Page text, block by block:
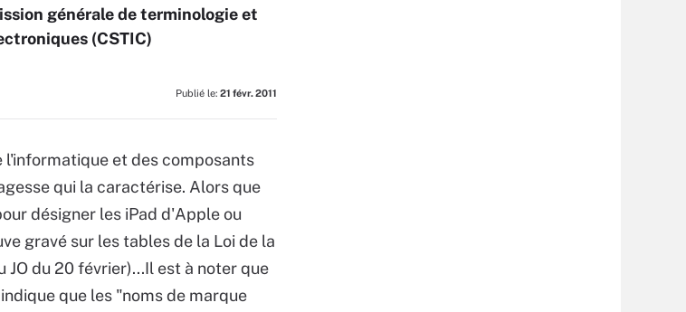
générale de terminologie et
(CSTIC)
Publié le: 21 févr. 2011
l'informatique et des composants
qui la caractérise. Alors que
désigner les iPad d'Apple ou
gravé sur les tables de la Loi de la
du 20 février)...Il est à noter que
que les "noms de marque